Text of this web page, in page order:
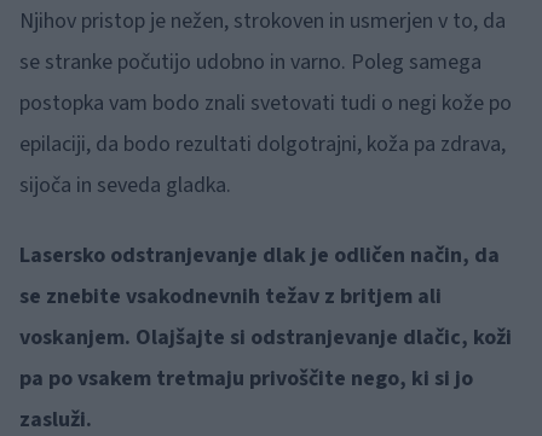
Njihov pristop je nežen, strokoven in usmerjen v to, da
se stranke počutijo udobno in varno. Poleg samega
postopka vam bodo znali svetovati tudi o negi kože po
epilaciji, da bodo rezultati dolgotrajni, koža pa zdrava,
sijoča in seveda gladka.
Lasersko odstranjevanje dlak je odličen način, da
se znebite vsakodnevnih težav z britjem ali
voskanjem. Olajšajte si odstranjevanje dlačic, koži
pa po vsakem tretmaju privoščite nego, ki si jo
zasluži.